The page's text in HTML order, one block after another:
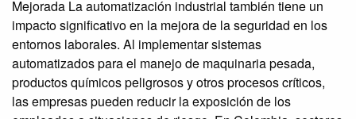
Mejorada La automatización industrial también tiene un
impacto significativo en la mejora de la seguridad en los
entornos laborales. Al implementar sistemas
automatizados para el manejo de maquinaria pesada,
productos químicos peligrosos y otros procesos críticos,
las empresas pueden reducir la exposición de los